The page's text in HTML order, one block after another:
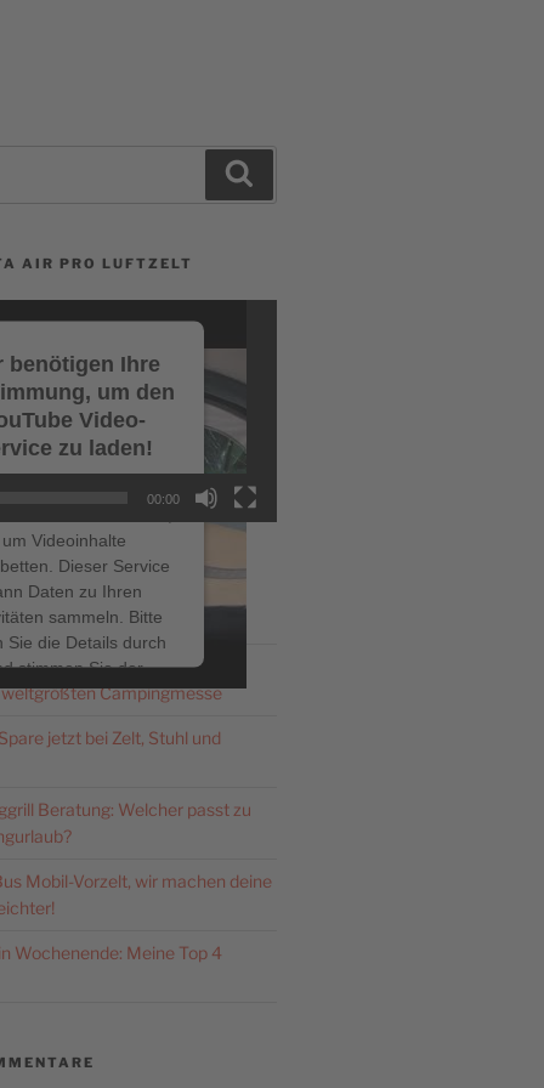
AIR PRO LUFTZELT
benötigen Ihre
um den
Video-
zu laden!
um Videoinhalte
Dieser Service
Daten zu Ihren
sammeln. Bitte
Sie die Details durch
stimmen Sie der
des Service zu, um
Akzeptieren
Usercentrics
Management
&eRecht24
00:00
2026: Zeldi.de – dein
Campingmesse
jetzt bei Zelt, Stuhl und
Beratung: Welcher passt zu
Mobil-Vorzelt, wir machen deine
Wochenende: Meine Top 4